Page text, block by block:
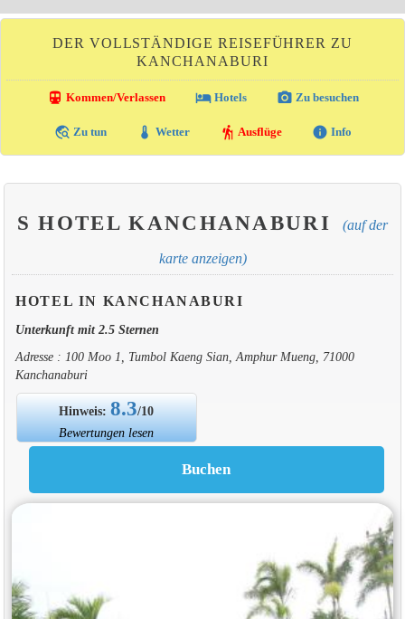
DER VOLLSTÄNDIGE REISEFÜHRER ZU
KANCHANABURI
directions_transit Kommen/Verlassen local_hotelHotels photo_camera Zu besuchen
travel_explore Zu tun thermostat Wetter hiking Ausflüge info Info
S HOTEL KANCHANABURI (auf der
karte anzeigen)
HOTEL IN KANCHANABURI
Unterkunft mit 2.5 Sternen
Adresse : 100 Moo 1, Tumbol Kaeng Sian, Amphur Mueng, 71000
Kanchanaburi
Hinweis:8.3/10
Bewertungen lesen